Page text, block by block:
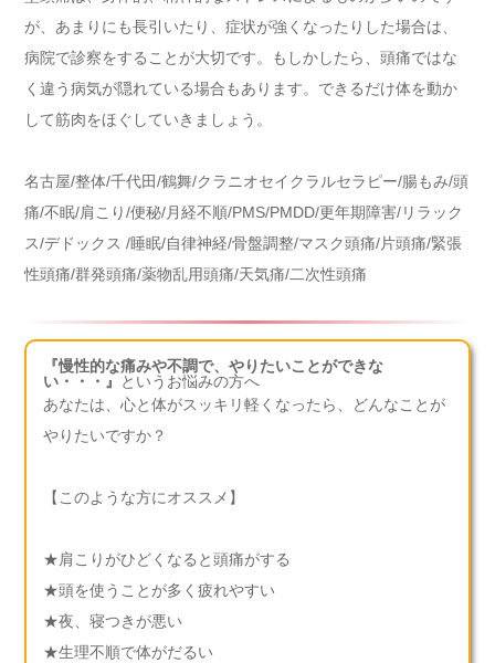
が、あまりにも長引いたり、症状が強くなったりした場合は、
病院で診察をすることが大切です。もしかしたら、頭痛ではな
く違う病気が隠れている場合もあります。できるだけ体を動か
して筋肉をほぐしていきましょう。
名古屋/整体/千代田/鶴舞/クラニオセイクラルセラピー/腸もみ/頭
痛/不眠/肩こり/便秘/月経不順/PMS/PMDD/更年期障害/リラック
ス/デドックス /睡眠/自律神経/骨盤調整/マスク頭痛/片頭痛/緊張
性頭痛/群発頭痛/薬物乱用頭痛/天気痛/二次性頭痛
『慢性的な痛みや不調で、やりたいことができな
い・・・』
というお悩みの方へ
あなたは、心と体がスッキリ軽くなったら、どんなことが
やりたいですか？
【このような方にオススメ】
★肩こりがひどくなると頭痛がする
★頭を使うことが多く疲れやすい
★夜、寝つきが悪い
★生理不順で体がだるい